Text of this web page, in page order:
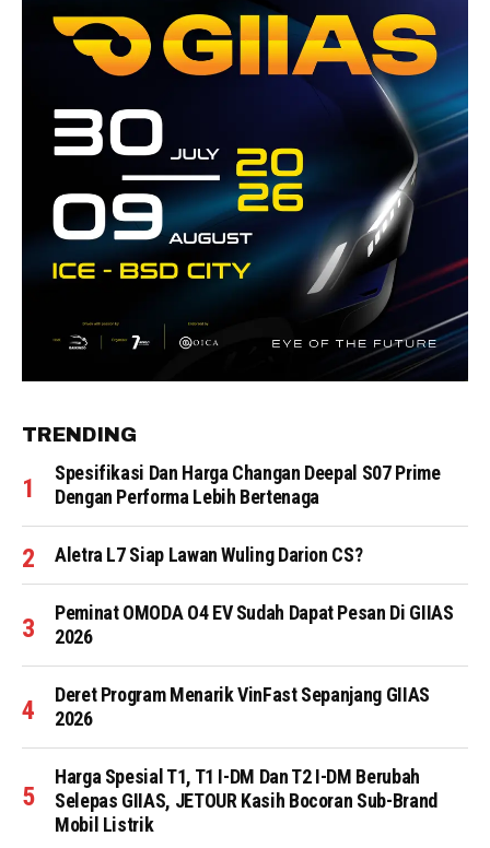
TRENDING
Spesifikasi Dan Harga Changan Deepal S07 Prime
Dengan Performa Lebih Bertenaga
Aletra L7 Siap Lawan Wuling Darion CS?
Peminat OMODA O4 EV Sudah Dapat Pesan Di GIIAS
2026
Deret Program Menarik VinFast Sepanjang GIIAS
2026
Harga Spesial T1, T1 I-DM Dan T2 I-DM Berubah
Selepas GIIAS, JETOUR Kasih Bocoran Sub-Brand
Mobil Listrik